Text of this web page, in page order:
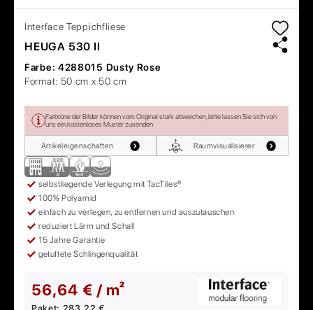
Interface Teppichfliese
HEUGA 530 II
Farbe: 4288015 Dusty Rose
Format: 50 cm x 50 cm
Farbtöne der Bilder können vom Original stark abweichen, bitte lassen Sie sich von
uns ein kostenloses Muster zusenden.
Artikeleigenschaften Raumvisualisierer
selbstliegende Verlegung mit TacTiles®
100% Polyamid
einfach zu verlegen, zu entfernen und auszutauschen
reduziert Lärm und Schall
15 Jahre Garantie
getuftete Schlingenqualität
56,64 € / m²